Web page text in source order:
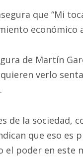
que “Mi
económico
de Martín
verlo
de la sociedad,
que eso es
poder en este